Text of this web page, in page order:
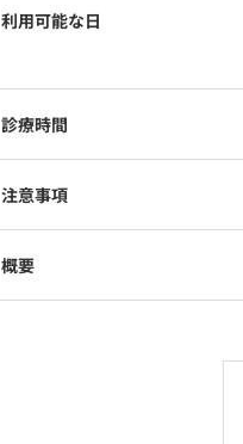
利用可能な日
診療時間
注意事項
概要